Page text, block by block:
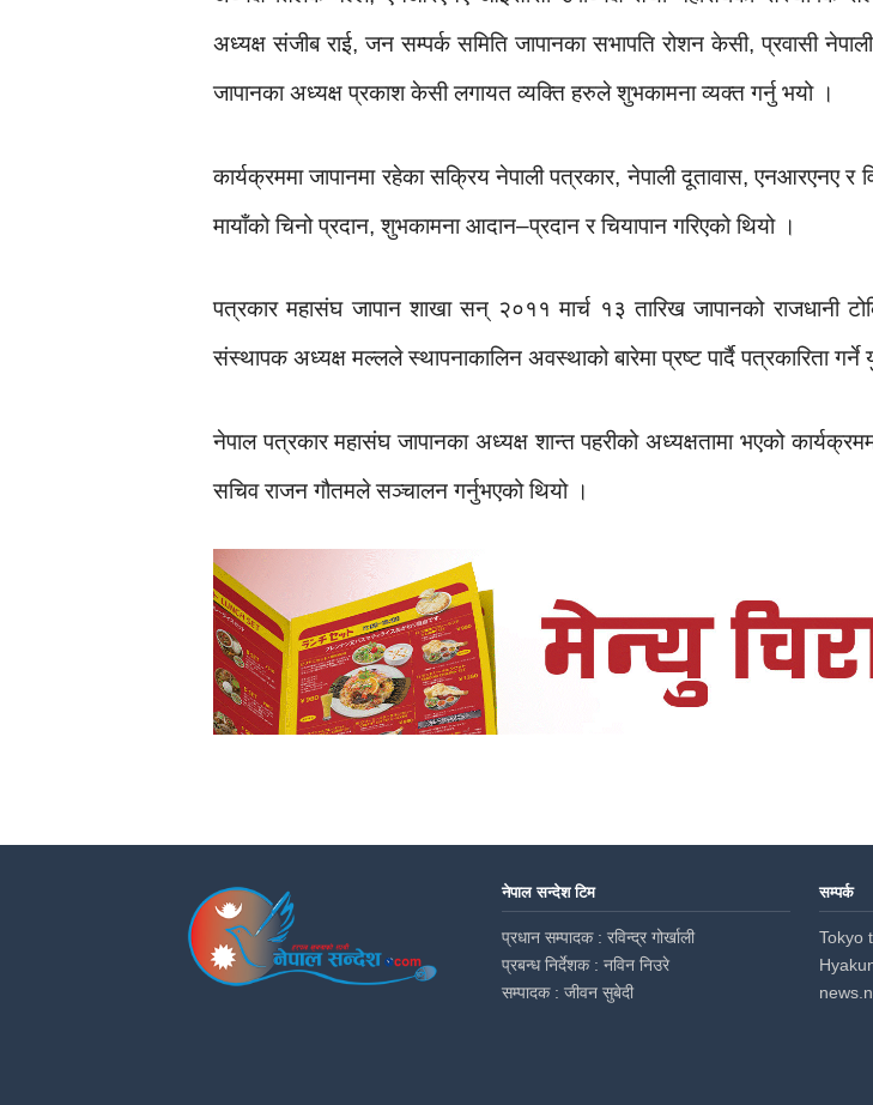
अध्यक्ष संजीब राई, जन सम्पर्क समिति जापानका सभापति रोशन केसी, प्रवासी
जापानका अध्यक्ष प्रकाश केसी लगायत व्यक्ति हरुले शुभकामना व्यक्त गर्नु भयो ।
कार्यक्रममा जापानमा रहेका सक्रिय नेपाली पत्रकार, नेपाली दूतावास, एनआरएनए
मायाँको चिनो प्रदान, शुभकामना आदान–प्रदान र चियापान गरिएको थियो ।
पत्रकार महासंघ जापान शाखा सन् २०११ मार्च १३ तारिख जापानको राजधानी
संस्थापक अध्यक्ष मल्लले स्थापनाकालिन अवस्थाको बारेमा प्रष्ट पार्दै पत्रकारिता
नेपाल पत्रकार महासंघ जापानका अध्यक्ष शान्त पहरीको अध्यक्षतामा भएको
सचिव राजन गौतमले सञ्चालन गर्नुभएको थियो ।
नेपाल सन्देश टिम
प्रधान सम्पादक : रविन्द्र गोर्खाली
प्रबन्ध निर्देशक : नविन निउरे
सम्पादक : जीवन सुबेदी
सम्पर्क
Tokyo